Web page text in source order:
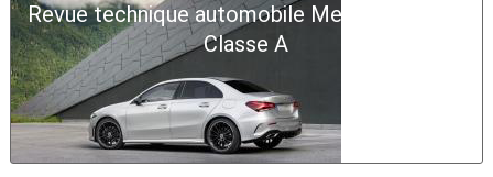
Revue technique automobile Mercedes-Benz
Classe A